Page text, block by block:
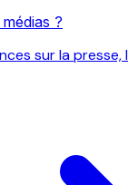
?
sur la presse,